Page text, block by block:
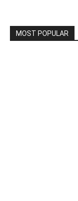
MOST POPULAR